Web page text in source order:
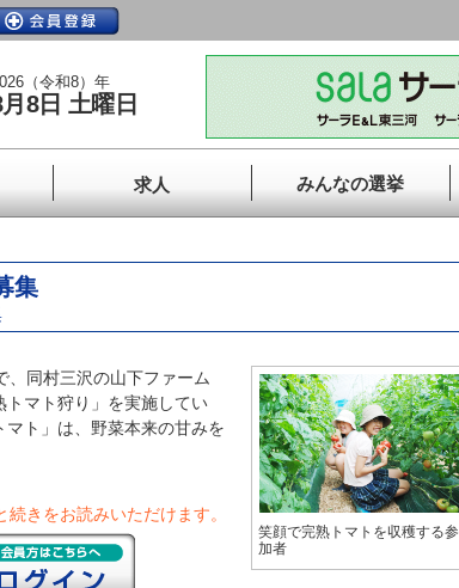
（令和8）年
8日 土曜日
求人 みんなの選挙
集
同村三沢の山下ファーム
トマト狩り」を実施してい
ト」は、野菜本来の甘みを
続きをお読みいただけます。
笑顔で完熟トマトを収穫する参
加者